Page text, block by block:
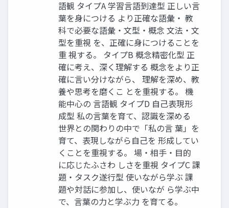
語観 タイプA 学習言語到達型 正しい言
葉を身につける より正確な語彙・ 教
科で必要な語彙・文型・概念 文法・文
型を重視 を、正確に身につけることを
重 視する。 タイプB 概念精密化型 正
確に考え、深く理解する 概念をより正
確に言い分けながら、 理解を深め、教
養や思考を磨くこ とを重視する。 機
能中心の 言語観 タイプD 自己表現形
成型 私の言葉を育て、認識を深める
世界との関わりの中で「私の言 葉」を
育て、表現しながら自己を 形成してい
くことを重視する。 場・相手・目的
に応じたふさわ しさを重視 タイプC 課
題・タスク遂行型 使いながら学ぶ 課
題や対話に参加し、使いなが ら学ぶ中
で、言葉の力と学ぶ力 を育てる。